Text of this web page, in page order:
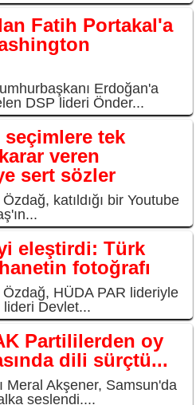
Fatih Portakal'a
Erdoğan'a
DSP lideri Önder...
tek
veren
sert sözler
katıldığı bir Youtube
eleştirdi: Türk
fotoğrafı
HÜDA PAR lideriyle
Devlet...
Partililerden oy
dili sürçtü...
Meral Akşener, Samsun'da
seslendi....